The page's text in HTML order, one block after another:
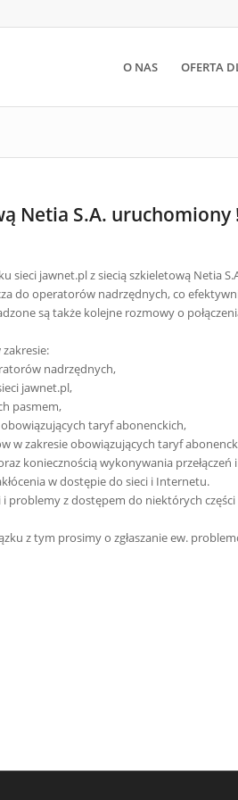
O NAS OFERTA
Netia S.A. uruchomiony
sieci jawnet.pl z siecią szkieletową Netia
do operatorów nadrzędnych, co
są także kolejne rozmowy o
nadrzędnych,
jawnet.pl,
pasmem,
taryf abonenckich,
w zakresie obowiązujących taryf
koniecznością wykonywania przełączeń
w dostępie do sieci i Internetu.
problemy z dostępem do niektórych
z tym prosimy o zgłaszanie ew.